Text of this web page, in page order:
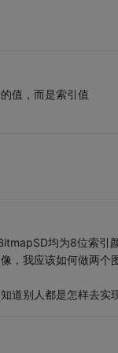
值，而是索引值
均为8位索引颜
，我应该如何做两个
道别人都是怎样去实